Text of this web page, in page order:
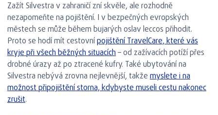
Zažít Silvestra v zahraničí zní skvěle, ale rozhodně
nezapomeňte na pojištění. I v bezpečných evropských
městech se může během bujarých oslav leccos přihodit.
Proto se hodí mít cestovnípojištění TravelCare, které vás
kryje při všech běžných situacích– od zažívacích potíží přes
drobné úrazy až po ztracené kufry. Také ubytování na
Silvestra nebývá zrovna nejlevnější, takže myslete i na
možnost připojištění storna, kdybyste museli cestu nakonec
zrušit.